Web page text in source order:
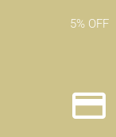
5% OFF